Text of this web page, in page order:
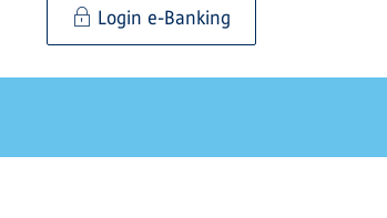
Login e-Banking